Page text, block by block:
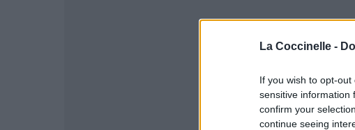
La Coccinelle -
If you wish to opt-
sensitive information
confirm your
continue seeing